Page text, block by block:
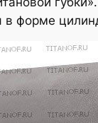
в форме